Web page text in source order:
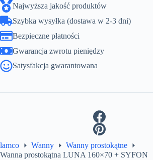
Najwyższa jakość produktów
Szybka wysyłka (dostawa w 2-3 dni)
Bezpieczne płatności
Gwarancja zwrotu pieniędzy
Satysfakcja gwarantowana
lamco Wanny
Wanny prostokątne
Wanna prostokątna LUNA 160×70 + SYFON